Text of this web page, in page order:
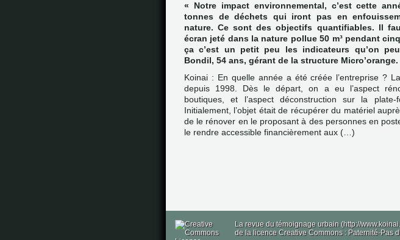
« Notre impact environnemental, c’est cette
tonnes de déchets qui iront pas en
nature. Ce sont des objectifs quantifiables. Il
écran jeté dans la nature pollue 50 m³ pendant
ça c’est un petit peu les indicateurs qu’on
Bondil, 54 ans, gérant de la structure Micro’orange.
Koinai : En quelle année a été créée l’entreprise ?
depuis 1998. Dès le départ, on a eu l’aspect
boutiques, et l’aspect déconstruction sur la plate-
Initialement, l’objet était de récupérer du matériel
de le rénover en le proposant à des personnes en
le rendre accessible financièrement aux (…)
La revue du témoignage urbain (http://
de la licence Creative Commons : Paternité-Pas